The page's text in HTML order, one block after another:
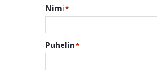
Nimi*
Puhelin*